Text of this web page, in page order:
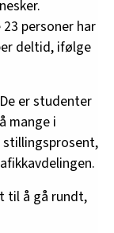
personer har
deltid, ifølge
er studenter
mange i
til å gå rundt,